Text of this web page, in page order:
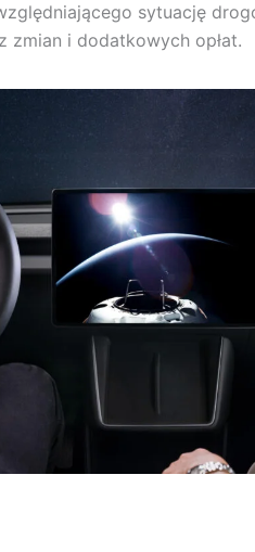
sytuację
zmian i dodatkowych opłat.